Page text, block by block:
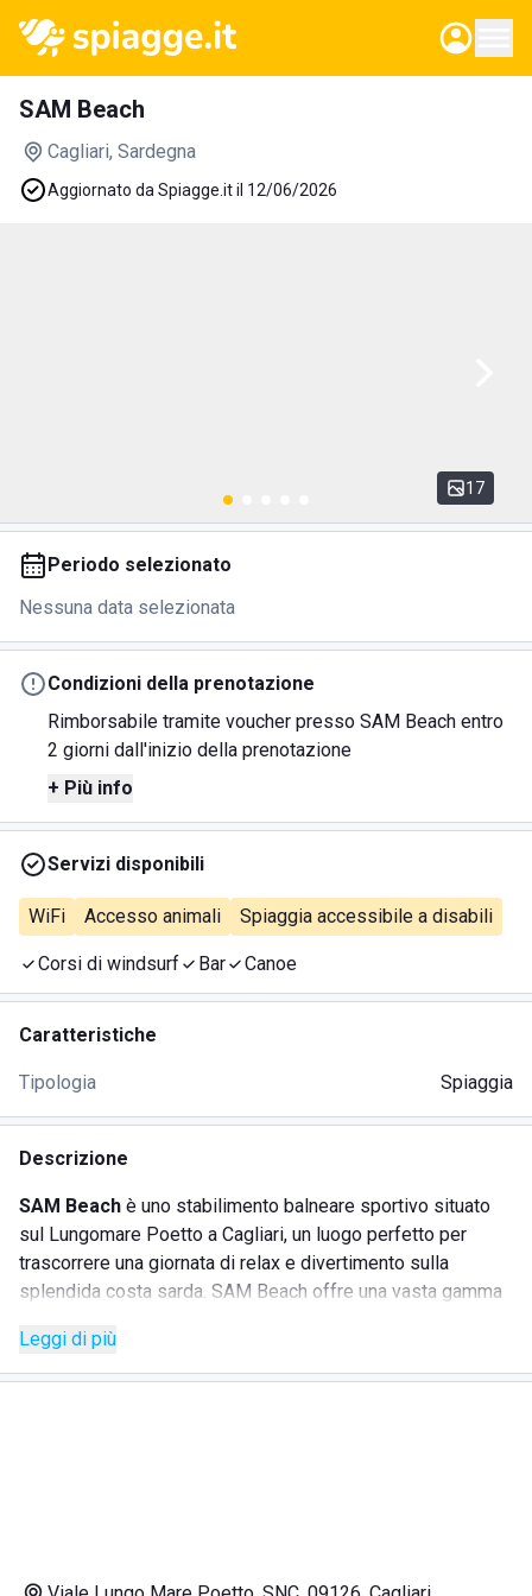
SAM Beach
Cagliari, Sardegna
Aggiornato da Spiagge.it il 12/06/2026
17
Periodo selezionato
Nessuna data selezionata
Condizioni della prenotazione
Rimborsabile tramite voucher presso SAM Beach entro
2 giorni dall'inizio della prenotazione
+ Più info
Servizi disponibili
WiFi Accesso animali Spiaggia accessibile a disabili
Corsi di windsurf Bar Canoe
Caratteristiche
Tipologia Spiaggia
Descrizione
SAM Beach è uno stabilimento balneare sportivo situato
sul Lungomare Poetto a Cagliari, un luogo perfetto per
trascorrere una giornata di relax e divertimento sulla
splendida costa sarda. SAM Beach offre una vasta gamma
ambiente accogliente e dinamico, garantisce ai visitatori
momenti di puro svago e relax.
Leggi di più